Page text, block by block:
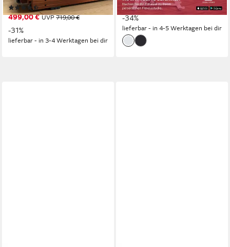
(16)
499,00 € UVP 719,00 €
-31%
lieferbar - in 3-4 Werktagen bei dir
329,00 € UVP499,00 €
-34%
lieferbar - in 4-5 Werktagen bei dir